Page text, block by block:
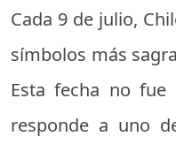
Cada 9 de julio,
símbolos más
Esta fecha no fue
responde a uno